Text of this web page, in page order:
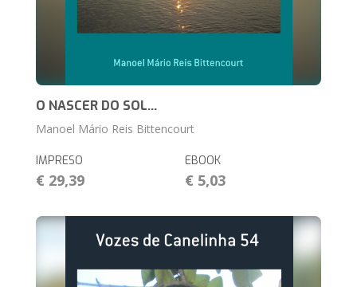
O NASCER DO SOL...
Manoel Mário Reis Bittencourt
IMPRESO
€ 29,39
EBOOK
€ 5,03